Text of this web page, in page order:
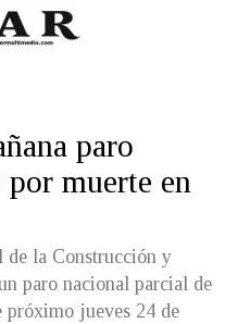
paro
muerte en
la Construcción y
paro nacional parcial de
próximo jueves 24 de